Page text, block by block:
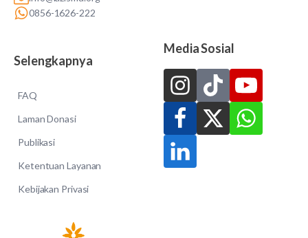
0856-1626-222
Selengkapnya
FAQ
Laman Donasi
Publikasi
Ketentuan Layanan
Kebijakan Privasi
Media Sosial